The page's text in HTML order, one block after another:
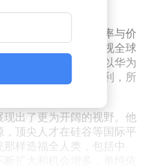
得尤为引人注目。
业竞争的本质是效率与价
强调自主创新而忽视全球
上进步的机会。他以华为
用全球化带来的便利，所
迫出的选择。
出了更为开阔的视野。他
顶尖人才在硅谷等国际平
样造福全人类，包括中